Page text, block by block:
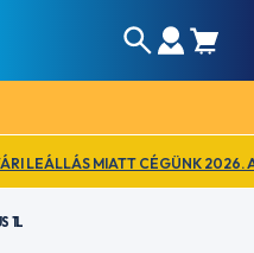
LEÁLLÁS MIATT CÉGÜNK 2026.
1L